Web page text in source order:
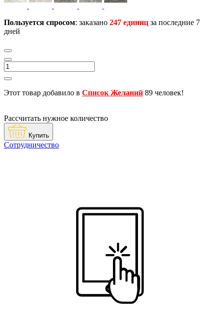
Пользуется спросом: заказано 247 единиц за последние 7
дней
Этот товар добавило в Список Желаний 89 человек!
Рассчитать нужное количество
Купить
Сотрудничество